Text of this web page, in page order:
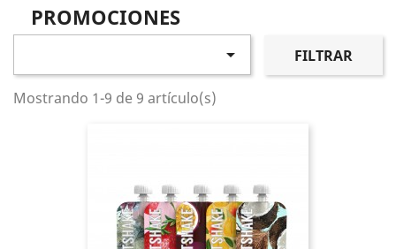
PROMOCIONES
 FILTRAR
Mostrando 1-9 de 9 artículo(s)